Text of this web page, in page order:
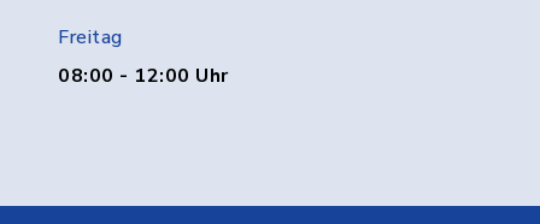
Freitag
08:00 - 12:00 Uhr